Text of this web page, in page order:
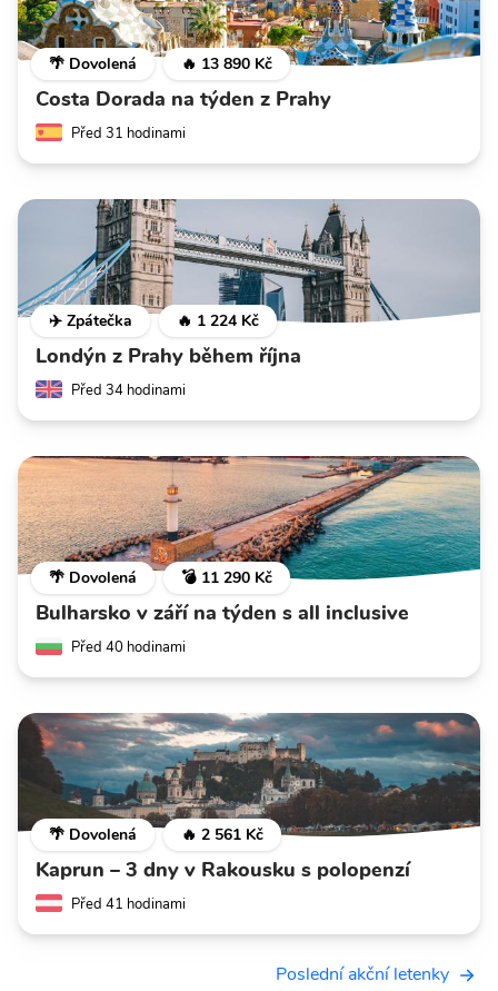
🌴 Dovolená 🔥 13 890 Kč
Costa Dorada na týden z Prahy
Před 31 hodinami
✈️ Zpátečka 🔥 1 224 Kč
Londýn z Prahy během října
Před 34 hodinami
🌴 Dovolená 💣 11 290 Kč
Bulharsko v září na týden s all inclusive
Před 40 hodinami
🌴 Dovolená 🔥 2 561 Kč
Kaprun – 3 dny v Rakousku s polopenzí
Před 41 hodinami
Poslední akční letenky